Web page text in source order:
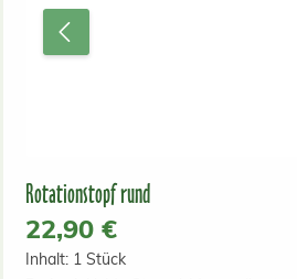
Rotationstopf rund
Regulärer Preis:
22,90 €
Inhalt: 1 Stück